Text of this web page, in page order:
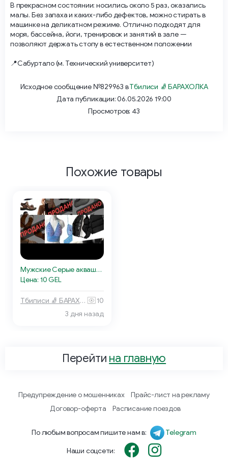
В прекрасном состоянии: носились около 5 раз, оказались
малы. Без запаха и каких-либо дефектов, можно стирать в
машинке на деликатном режиме. Отлично подходят для
моря, бассейна, йоги, тренировок и занятий в зале —
позволяют держать стопу в естественном положении
📍Сабуртало (м. Технический университет)
Исходное сообщение №829963 вТбилиси 🧦 БАРАХОЛКА
Дата публикации: 06.05.2026 19:00
Просмотров: 43
Похожие товары
Мужские Серые аквашузы
Цена: 10 GEL
Тбилиси 🧦 БАРАХОЛКА
10
3 дня назад
Перейти на главную
Предупреждение о мошенниках
Прайс-лист на рекламу
Договор-оферта
Расписание поездов
По любым вопросам пишите нам в: Telegram
Наши соцсети: